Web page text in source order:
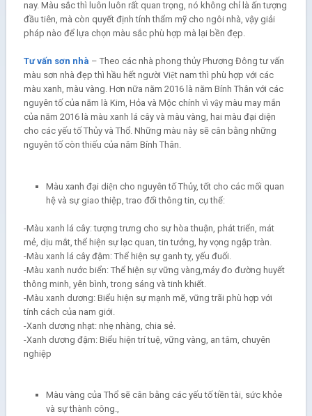
nay. Màu sắc thì luôn luôn rất quan trọng, nó không chỉ là ấn tượng
đầu tiên, mà còn quyết định tính thẩm mỹ cho ngôi nhà, vậy giải
pháp nào để lựa chọn màu sắc phù hợp mà lại bền đẹp.
Tư vấn sơn nhà – Theo các nhà phong thủy Phương Đông tư vấn
màu sơn nhà đẹp thì hầu hết người Việt nam thì phù hợp với các
màu xanh, màu vàng. Hơn nữa năm 2016 là năm Bính Thân với các
nguyên tố của năm là Kim, Hỏa và Mộc chính vì vậy màu may mắn
của năm 2016 là màu xanh lá cây và màu vàng, hai màu đại diện
cho các yếu tố Thủy và Thổ. Những màu này sẽ cân bằng những
nguyên tố còn thiếu của năm Bính Thân.
Màu xanh đại diện cho nguyên tố Thủy, tốt cho các mối quan
hệ và sự giao thiệp, trao đổi thông tin, cụ thể:
-Màu xanh lá cây: tượng trưng cho sự hòa thuận, phát triển, mát
mẻ, dịu mắt, thể hiện sự lạc quan, tin tưởng, hy vọng ngập tràn.
-Màu xanh lá cây đậm: Thể hiện sự ganh tỵ, yếu đuối.
-Màu xanh nước biển: Thể hiện sự vững vàng,máy đo đường huyết
thông minh, yên bình, trong sáng và tinh khiết.
-Màu xanh dương: Biểu hiện sự mạnh mẽ, vững trãi phù hợp với
tính cách của nam giới.
-Xanh dương nhạt: nhẹ nhàng, chia sẻ.
-Xanh dương đậm: Biểu hiện trí tuệ, vững vàng, an tâm, chuyên
nghiệp
Màu vàng của Thổ sẽ cân bằng các yếu tố tiền tài, sức khỏe
và sự thành công.,